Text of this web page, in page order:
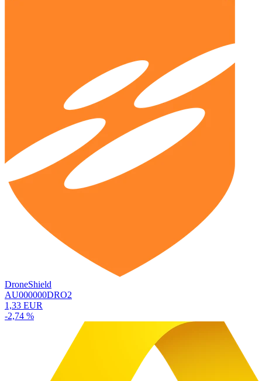
DroneShield
AU000000DRO2
1,33 EUR
-2,74 %